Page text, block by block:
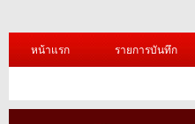
หน้าแรก รายการบันทึก